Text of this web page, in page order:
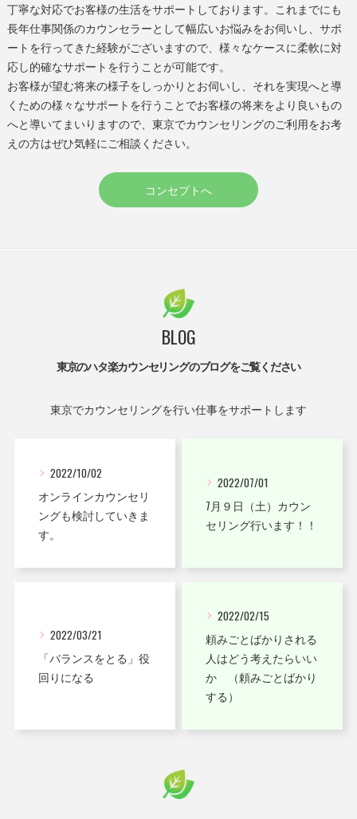
丁寧な対応でお客様の生活をサポートしております。これまでにも
長年仕事関係のカウンセラーとして幅広いお悩みをお伺いし、サポ
ートを行ってきた経験がございますので、様々なケースに柔軟に対
応し的確なサポートを行うことが可能です。
お客様が望む将来の様子をしっかりとお伺いし、それを実現へと導
くための様々なサポートを行うことでお客様の将来をより良いもの
へと導いてまいりますので、東京でカウンセリングのご利用をお考
えの方はぜひ気軽にご相談ください。
コンセプトへ
東京のハタ楽カウンセリングのブログをご覧ください
BLOG
東京でカウンセリングを行い仕事をサポートします
2022/10/02
オンラインカウンセリ
ングも検討していきま
す。
2022/07/01
7月９日（土）カウン
セリング行います！！
2022/03/21
「バランスをとる」役
回りになる
2022/02/15
頼みごとばかりされる
人はどう考えたらいい
か （頼みごとばかり
する）